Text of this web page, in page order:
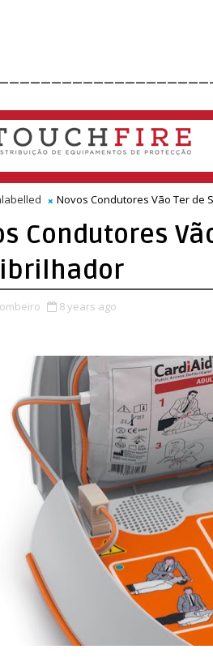
Novos Condutores Vão Ter de
Condutores
8 years ago